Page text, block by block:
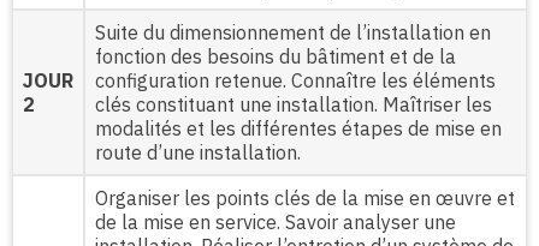
JOUR
2
Suite du dimensionnement de l’installation en
fonction des besoins du bâtiment et de la
configuration retenue. Connaître les éléments
clés constituant une installation. Maîtriser les
modalités et les différentes étapes de mise en
route d’une installation.
Organiser les points clés de la mise en œuvre et
de la mise en service. Savoir analyser une